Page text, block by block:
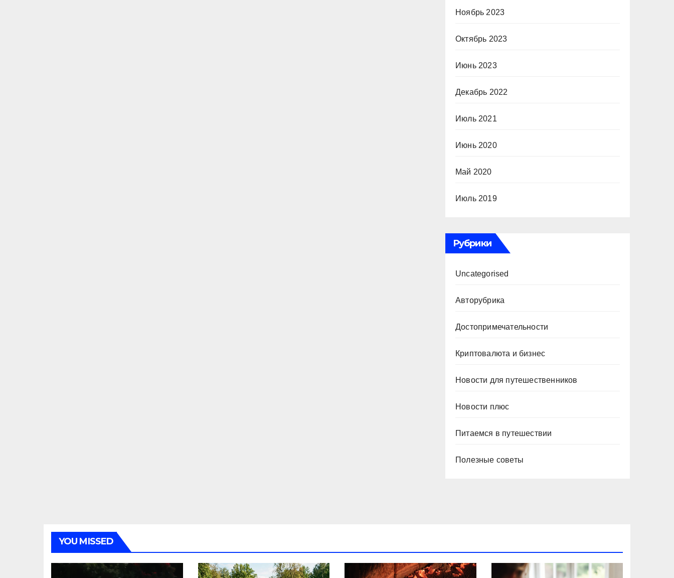
Ноябрь 2023
Октябрь 2023
Июнь 2023
Декабрь 2022
Июль 2021
Июнь 2020
Май 2020
Июль 2019
Рубрики
Uncategorised
Авторубрика
Достопримечательности
Криптовалюта и бизнес
Новости для путешественников
Новости плюс
Питаемся в путешествии
Полезные советы
YOU MISSED